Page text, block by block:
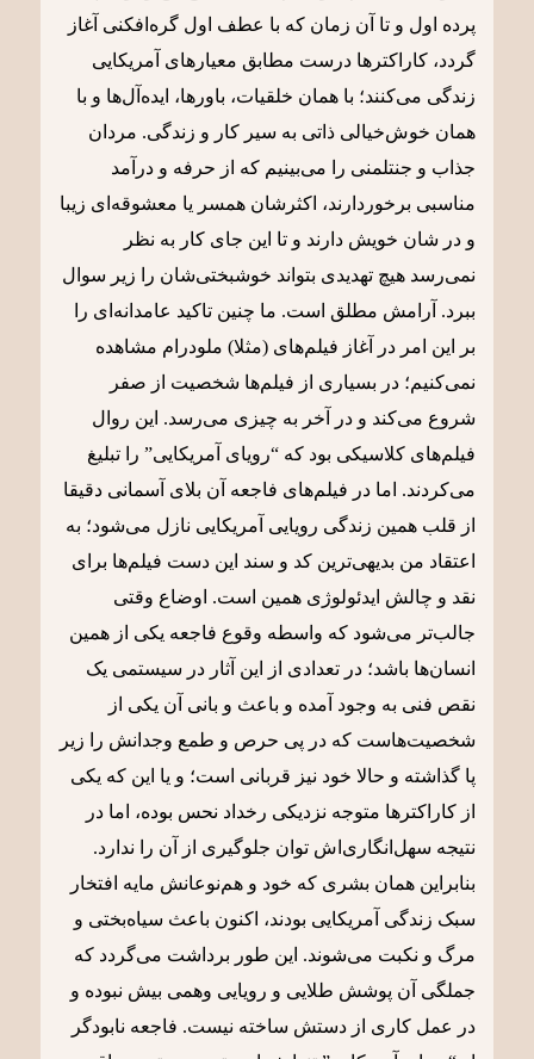
پرده اول و تا آن زمان که با عطف اول گره‌افکنی آغاز
گردد، کاراکترها درست مطابق معیارهای آمریکایی
زندگی می‌کنند؛ با همان خلقیات، باورها، ایده‌آل‌ها و با
همان خوش‌خیالی ذاتی به سیر کار و زندگی. مردان
جذاب و جنتلمنی را می‌بینیم که از حرفه و درآمد
مناسبی برخوردارند، اکثرشان همسر یا معشوقه‌ای زیبا
و در شان خویش دارند و تا این جای کار به نظر
نمی‌رسد هیچ تهدیدی بتواند خوشبختی‌شان را زیر سوال
ببرد. آرامش مطلق است. ما چنین تاکید عامدانه‌ای را
بر این امر در آغاز فیلم‌های (مثلا) ملودرام مشاهده
نمی‌کنیم؛ در بسیاری از فیلم‌ها شخصیت از صفر
شروع می‌کند و در آخر به چیزی می‌رسد. این روال
فیلم‌های کلاسیکی بود که “رویای آمریکایی” را تبلیغ
می‌کردند. اما در فیلم‌های فاجعه آن بلای آسمانی دقیقا
از قلب همین زندگی رویایی آمریکایی نازل می‌شود؛ به
اعتقاد من بدیهی‌ترین کد و سند این دست فیلم‌ها برای
نقد و چالش ایدئولوژی همین است. اوضاع وقتی
جالب‌تر می‌شود که واسطه وقوع فاجعه یکی از همین
انسان‌ها باشد؛ در تعدادی از این آثار در سیستمی یک
نقص فنی به وجود آمده و باعث و بانی آن یکی از
شخصیت‌هاست که در پی حرص و طمع وجدانش را زیر
پا گذاشته و حالا خود نیز قربانی است؛ و یا این که یکی
از کاراکترها متوجه نزدیکی رخداد نحس بوده، اما در
نتیجه سهل‌انگاری‌اش توان جلوگیری از آن را ندارد.
بنابراین همان بشری که خود و هم‌نوعانش مایه افتخار
سبک زندگی آمریکایی بودند، اکنون باعث سیاه‌بختی و
مرگ و نکبت می‌شوند. این طور برداشت می‌گردد که
جملگی آن پوشش طلایی و رویایی وهمی بیش نبوده و
در عمل کاری از دستش ساخته نیست. فاجعه نابودگر